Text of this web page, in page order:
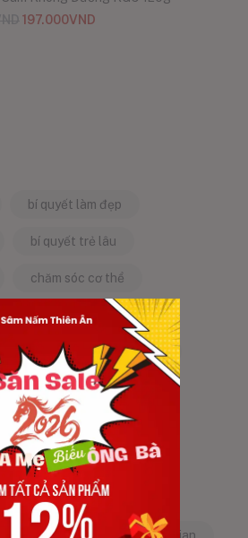
197.000VND
bí quyết làm đẹp
bí quyết trẻ lâu
chăm sóc cơ thể
chăm sóc sức khỏe
nhiên chống lão hóa
dưỡng sinh
giảm stress
kinh nghiệm dân gian
làm đẹp tự nhiên